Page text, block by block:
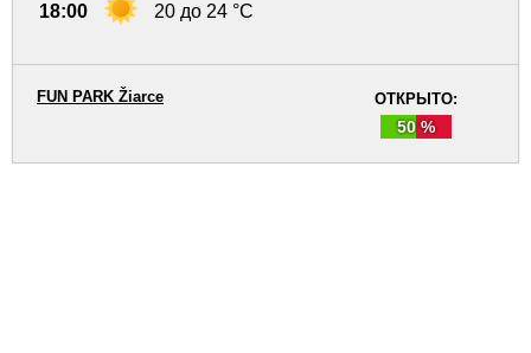
18:00 20 до 24 °C
ОТКРЫТО:
50 %
FUN PARK Žiarce